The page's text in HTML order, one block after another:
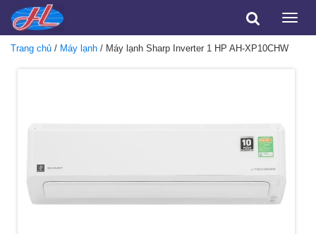
Toggle
Trang chủ / Máy lạnh / Máy lạnh Sharp Inverter 1 HP AH-XP10CHW